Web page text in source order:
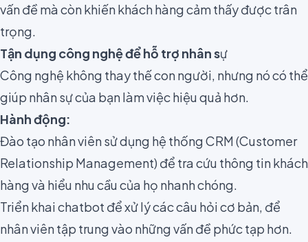
vấn đề mà còn khiến khách hàng cảm thấy được trân
trọng.
Tận dụng công nghệ để hỗ trợ nhân sự
Công nghệ không thay thế con người, nhưng nó có thể
giúp nhân sự của bạn làm việc hiệu quả hơn.
Hành động:
Đào tạo nhân viên sử dụng hệ thống CRM (Customer
Relationship Management) để tra cứu thông tin khách
hàng và hiểu nhu cầu của họ nhanh chóng.
Triển khai chatbot để xử lý các câu hỏi cơ bản, để
nhân viên tập trung vào những vấn đề phức tạp hơn.